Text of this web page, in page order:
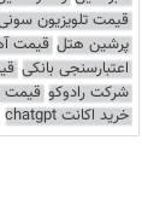
قیمت تلویزیون
پرشین هتل قیمت
اعتبارسنجی بانکی
شرکت رادوکو قیمت
خرید اکانت chatgpt